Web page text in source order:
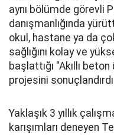
aynı bölümde görevli
danışmanlığında
okul, hastane ya da
sağlığını kolay ve
başlattığı "Akıllı
projesini
Yaklaşık 3 yıllık
karışımları deneyen